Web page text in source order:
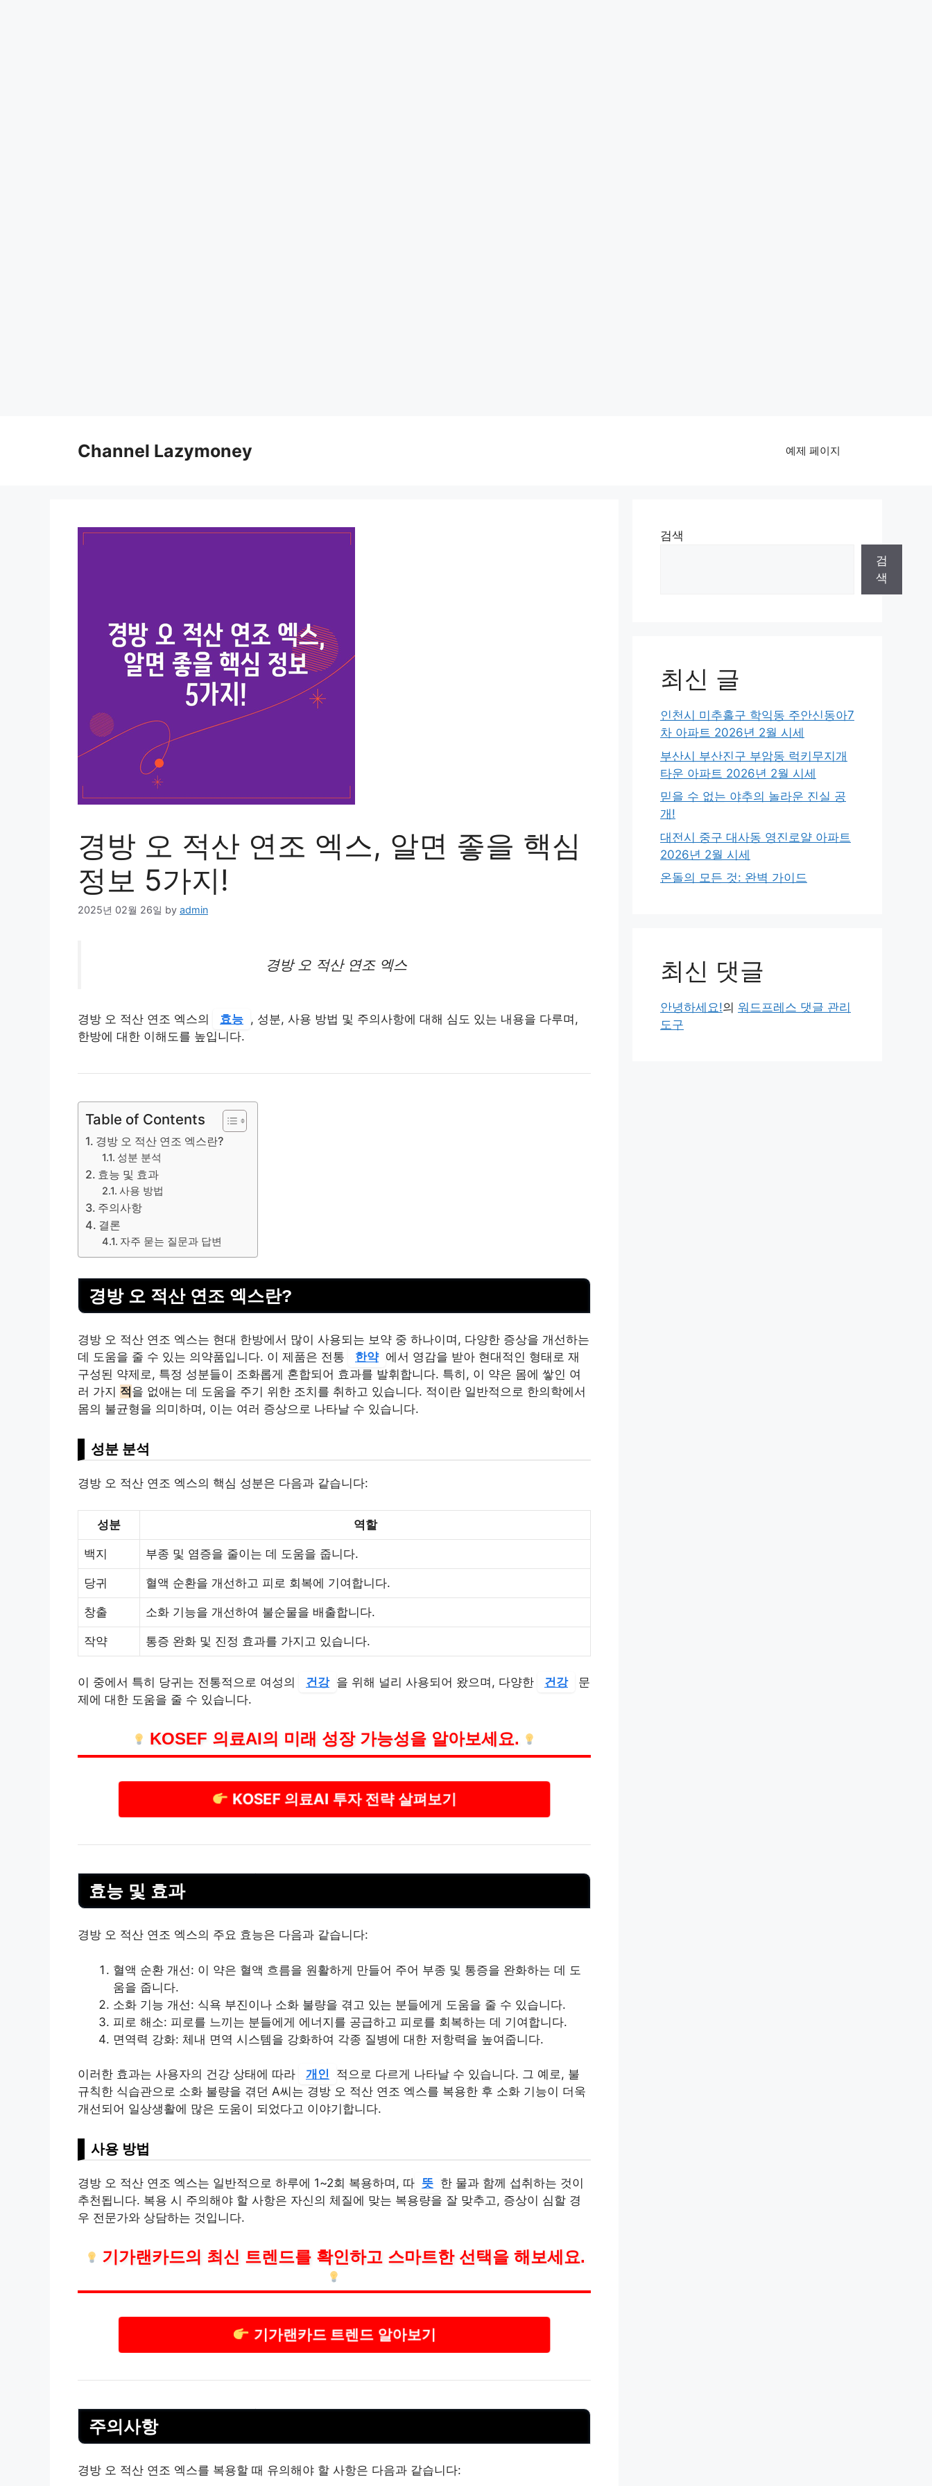
Channel Lazymoney 예제 페이지
경방 오 적산 연조 엑스, 알면 좋을 핵심
정보 5가지!
2025년 02월 26일 by admin
경방 오 적산 연조 엑스
경방 오 적산 연조 엑스의 효능 , 성분, 사용 방법 및 주의사항에 대해 심도 있는 내용을 다루며,
한방에 대한 이해도를 높입니다.
Table of Contents
경방 오 적산 연조 엑스란?
성분 분석
효능 및 효과
사용 방법
주의사항
결론
자주 묻는 질문과 답변
경방 오 적산 연조 엑스란?
경방 오 적산 연조 엑스는 현대 한방에서 많이 사용되는 보약 중 하나이며, 다양한 증상을 개선하는
데 도움을 줄 수 있는 의약품입니다. 이 제품은 전통
한약 에서 영감을 받아 현대적인 형태로 재
구성된 약제로, 특정 성분들이 조화롭게 혼합되어 효과를 발휘합니다. 특히, 이 약은 몸에 쌓인 여
러 가지 적 을 없애는 데 도움을 주기 위한 조치를 취하고 있습니다. 적이란 일반적으로 한의학에서
몸의 불균형을 의미하며, 이는 여러 증상으로 나타날 수 있습니다.
성분 분석
경방 오 적산 연조 엑스의 핵심 성분은 다음과 같습니다:
성분 역할
백지 부종 및 염증을 줄이는 데 도움을 줍니다.
당귀 혈액 순환을 개선하고 피로 회복에 기여합니다.
창출 소화 기능을 개선하여 불순물을 배출합니다.
작약 통증 완화 및 진정 효과를 가지고 있습니다.
이 중에서 특히 당귀는 전통적으로 여성의 건강 을 위해 널리 사용되어 왔으며, 다양한 건강
문
제에 대한 도움을 줄 수 있습니다.
KOSEF 의료AI의 미래 성장 가능성을 알아보세요.
KOSEF 의료AI 투자 전략 살펴보기
효능 및 효과
경방 오 적산 연조 엑스의 주요 효능은 다음과 같습니다:
혈액 순환 개선: 이 약은 혈액 흐름을 원활하게 만들어 주어 부종 및 통증을 완화하는 데 도
움을 줍니다.
소화 기능 개선: 식욕 부진이나 소화 불량을 겪고 있는 분들에게 도움을 줄 수 있습니다.
피로 해소: 피로를 느끼는 분들에게 에너지를 공급하고 피로를 회복하는 데 기여합니다.
면역력 강화: 체내 면역 시스템을 강화하여 각종 질병에 대한 저항력을 높여줍니다.
이러한 효과는 사용자의 건강 상태에 따라 개인
적으로 다르게 나타날 수 있습니다. 그 예로, 불
규칙한 식습관으로 소화 불량을 겪던 A씨는 경방 오 적산 연조 엑스를 복용한 후 소화 기능이 더욱
개선되어 일상생활에 많은 도움이 되었다고 이야기합니다.
사용 방법
경방 오 적산 연조 엑스는 일반적으로 하루에 1~2회 복용하며, 따 뜻 한 물과 함께 섭취하는 것이
추천됩니다. 복용 시 주의해야 할 사항은 자신의 체질에 맞는 복용량을 잘 맞추고, 증상이 심할 경
우 전문가와 상담하는 것입니다.
기가랜카드의 최신 트렌드를 확인하고 스마트한 선택을 해보세요.
기가랜카드 트렌드 알아보기
주의사항
경방 오 적산 연조 엑스를 복용할 때 유의해야 할 사항은 다음과 같습니다:
검색
검
색
최신 글
인천시 미추홀구 학익동 주안신동아7
차 아파트 2026년 2월 시세
부산시 부산진구 부암동 럭키무지개
타운 아파트 2026년 2월 시세
믿을 수 없는 야추의 놀라운 진실 공
개!
대전시 중구 대사동 영진로얄 아파트
2026년 2월 시세
온돌의 모든 것: 완벽 가이드
최신 댓글
안녕하세요!의 워드프레스 댓글 관리
도구